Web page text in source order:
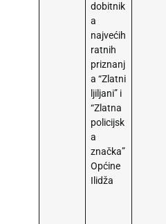
dobitnik
a
najvećih
ratnih
priznanj
a “Zlatni
ljiljani” i
“Zlatna
policijsk
a
značka”
Općine
Ilidža